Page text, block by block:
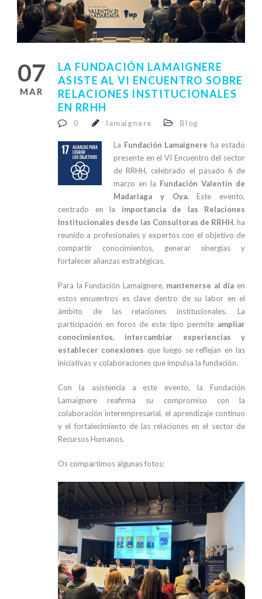
07
MAR
LA FUNDACIÓN LAMAIGNERE
ASISTE AL VI ENCUENTRO SOBRE
RELACIONES INSTITUCIONALES
EN RRHH
0 lamaignere Blog
La Fundación Lamaignere ha estado
presente en el VI Encuentro del sector
de RRHH, celebrado el pasado 6 de
marzo en la Fundación Valentín de
Madariaga y Oya.Este evento,
centrado en la importancia de las Relaciones
Institucionales desde las Consultoras de RRHH, ha
reunido a profesionales y expertos con el objetivo de
compartir conocimientos, generar sinergias y
fortalecer alianzas estratégicas.
Para la Fundación Lamaignere, mantenerse al día en
estos encuentros es clave dentro de su labor en el
ámbito de las relaciones institucionales. La
participación en foros de este tipo permite ampliar
conocimientos, intercambiar experiencias y
establecer conexiones que luego se reflejan en las
iniciativas y colaboraciones que impulsa la fundación.
Con la asistencia a este evento, la Fundación
Lamaignere reafirma su compromiso con la
colaboración interempresarial, el aprendizaje continuo
y el fortalecimiento de las relaciones en el sector de
Recursos Humanos.
Os compartimos algunas fotos: